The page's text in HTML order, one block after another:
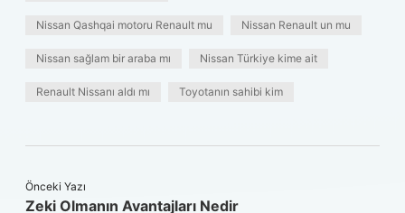
Nissan Qashqai motoru Renault mu Nissan Renault un mu
Nissan sağlam bir araba mı Nissan Türkiye kime ait
Renault Nissanı aldı mı Toyotanın sahibi kim
Önceki Yazı
Zeki Olmanın Avantajları Nedir